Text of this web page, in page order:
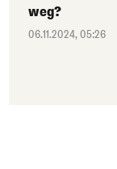
weg?
06.11.2024, 05:26